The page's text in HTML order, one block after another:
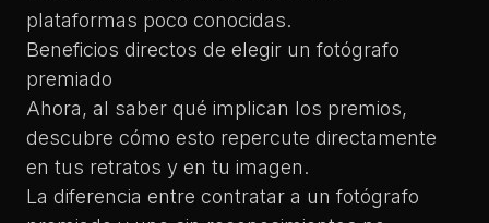
plataformas poco conocidas.
Beneficios directos de elegir un fotógrafo
premiado
Ahora, al saber qué implican los premios,
descubre cómo esto repercute directamente
en tus retratos y en tu imagen.
La diferencia entre contratar a un fotógrafo